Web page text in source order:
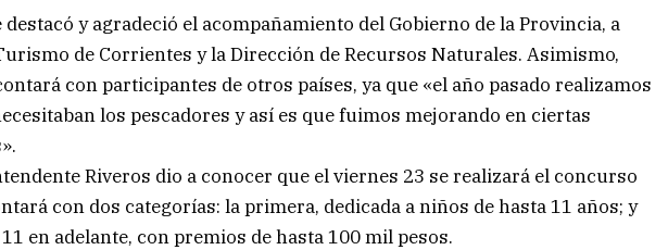
y agradeció el acompañamiento del Gobierno de la Provincia, a
de Corrientes y la Dirección de Recursos Naturales. Asimismo,
con participantes de otros países, ya que «el año pasado realizamos
los pescadores y así es que fuimos mejorando en ciertas
Riveros dio a conocer que el viernes 23 se realizará el concurso
con dos categorías: la primera, dedicada a niños de hasta 11 años; y
en adelante, con premios de hasta 100 mil pesos.